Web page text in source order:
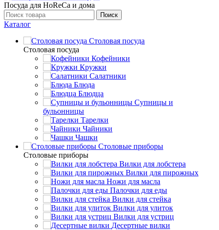
Посуда для HoReCa и дома
Поиск
Каталог
Столовая посуда
Столовая посуда
Кофейники
Кружки
Салатники
Блюда
Блюдца
Супницы и
бульонницы
Тарелки
Чайники
Чашки
Cтоловые приборы
Cтоловые приборы
Вилки для лобстера
Вилки для пирожных
Ножи для масла
Палочки для еды
Вилки для стейка
Вилки для улиток
Вилки для устриц
Десертные вилки